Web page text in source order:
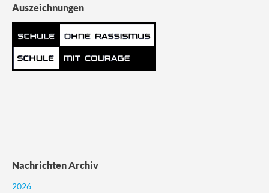
Auszeichnungen
Nachrichten Archiv
2026